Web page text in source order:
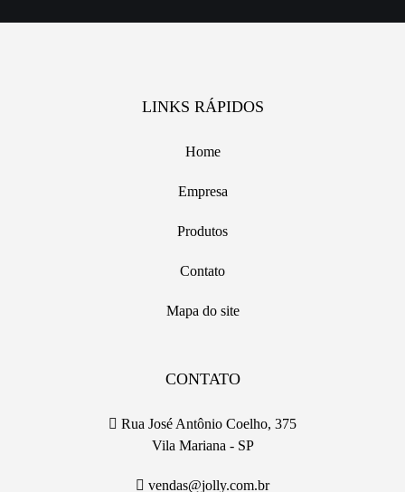
LINKS RÁPIDOS
Home
Empresa
Produtos
Contato
Mapa do site
CONTATO
Rua José Antônio Coelho, 375
Vila Mariana - SP
vendas@jolly.com.br